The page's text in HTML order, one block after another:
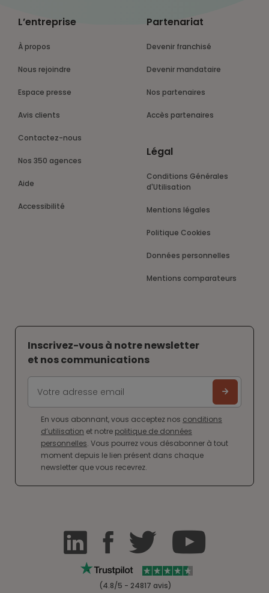
L’entreprise
À propos
Nous rejoindre
Espace presse
Avis clients
Contactez-nous
Nos 350 agences
Aide
Accessibilité
Partenariat
Devenir franchisé
Devenir mandataire
Nos partenaires
Accès partenaires
Légal
Conditions Générales
d'Utilisation
Mentions légales
Politique Cookies
Données personnelles
Mentions comparateurs
Inscrivez-vous à notre newsletter
et nos communications
En vous abonnant, vous acceptez nos conditions
d’utilisation et notre politique de données
personnelles. Vous pourrez vous désabonner à tout
moment depuis le lien présent dans chaque
newsletter que vous recevrez.
(4.8/5 - 24817 avis)